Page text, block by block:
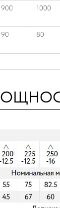
900 1000
90 80